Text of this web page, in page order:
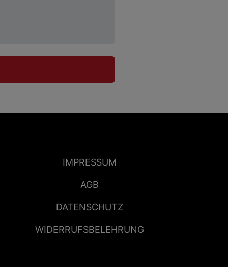
IMPRESSUM
AGB
DATENSCHUTZ
WIDERRUFSBELEHRUNG